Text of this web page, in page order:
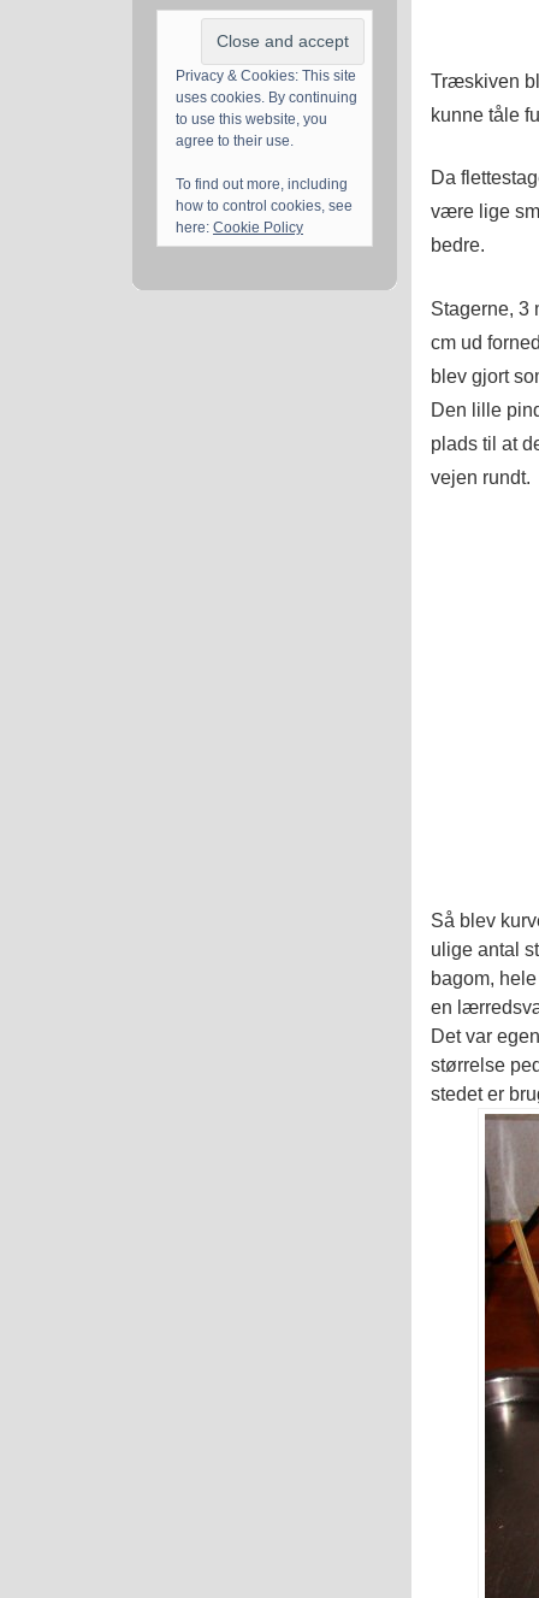
Privacy & Cookies: This site
uses cookies. By continuing
to use this website, you
agree to their use.
To find out more, including
how to control cookies, see
here: Cookie Policy
Træskiven
kunne tåle
Da
være lige
bedre.
Stagerne, 3
cm ud
blev gjort
Den lille
plads til at
vejen rundt.
Så blev
ulige antal
bagom,
en
Det var
størrelse
stedet er